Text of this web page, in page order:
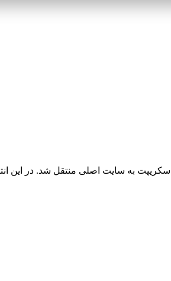
به سایت اصلی منتقل شد. در این